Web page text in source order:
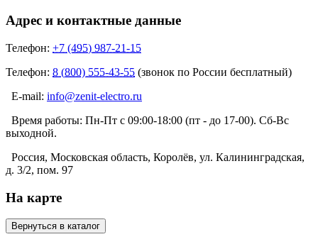
Адрес и контактные данные
Телефон: +7 (495) 987-21-15
Телефон: 8 (800) 555-43-55 (звонок по России бесплатный)
E-mail: info@zenit-electro.ru
Время работы: Пн-Пт с 09:00-18:00 (пт - до 17-00). Сб-Вс
выходной.
Россия, Московская область, Королёв, ул. Калининградская,
д. 3/2, пом. 97
На карте